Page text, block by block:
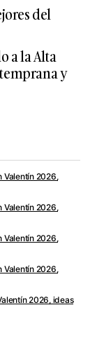
del
a la Alta
y
Valentín 2026,
Valentín 2026,
Valentín 2026,
Valentín 2026,
2026, ideas